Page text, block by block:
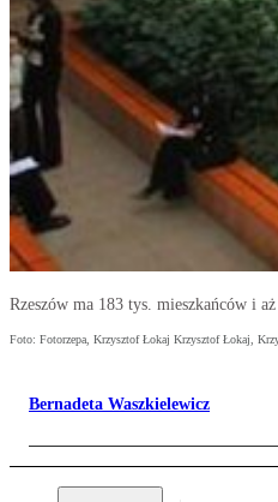
Rzeszów ma 183 tys. mieszkańców i
Foto: Fotorzepa, Krzysztof Łokaj Krzysztof Łokaj,
Bernadeta Waszkielewicz